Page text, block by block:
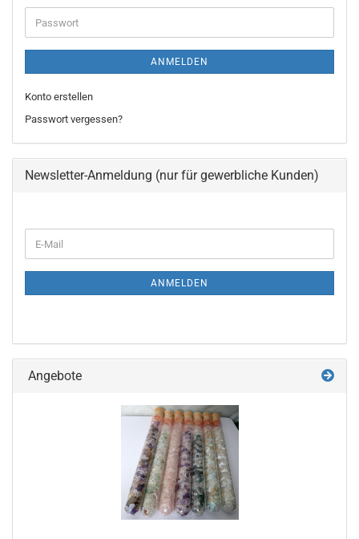
Adresse
Passwort
ANMELDEN
Konto erstellen
Passwort vergessen?
Newsletter-Anmeldung (nur für gewerbliche Kunden)
ZUR
E-
Mail
ANMELDEN
Angebote